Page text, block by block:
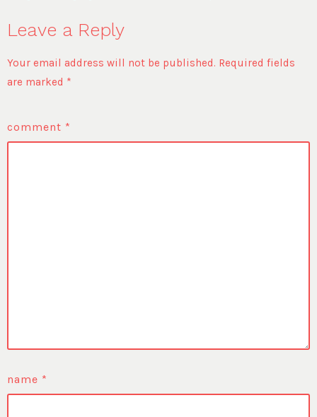
Leave a Reply
Your email address will not be published. Required fields
are marked *
comment *
name *